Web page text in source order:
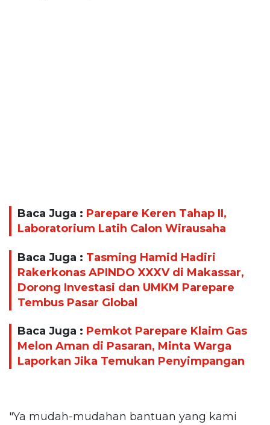
Baca Juga : Parepare Keren Tahap II,
Laboratorium Latih Calon Wirausaha
Baca Juga : Tasming Hamid Hadiri
Rakerkonas APINDO XXXV di Makassar,
Dorong Investasi dan UMKM Parepare
Tembus Pasar Global
Baca Juga : Pemkot Parepare Klaim Gas
Melon Aman di Pasaran, Minta Warga
Laporkan Jika Temukan Penyimpangan
"Ya mudah-mudahan bantuan yang kami